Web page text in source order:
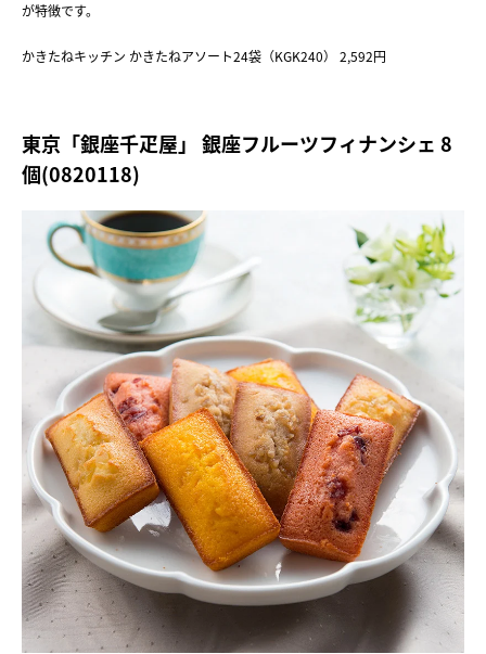
が特徴です。
かきたねキッチン かきたねアソート24袋（KGK240） 2,592円
東京「銀座千疋屋」 銀座フルーツフィナンシェ 8
個(0820118)